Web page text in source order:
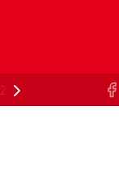
Zuzahlungsbefreiung